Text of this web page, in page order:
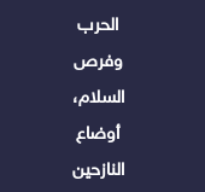
الحرب
وفرص
السلام،
أوضاع
النازحين